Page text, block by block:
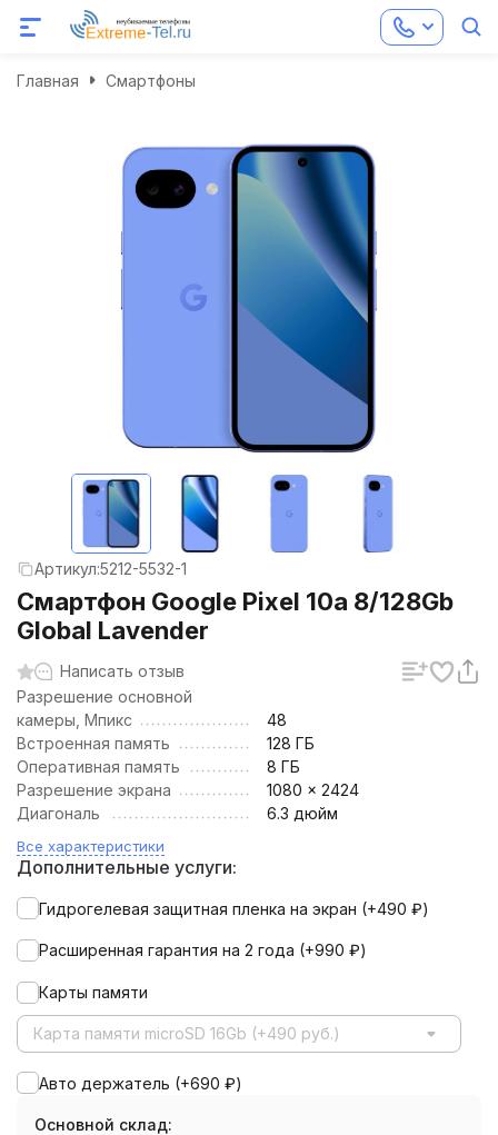
Главная Смартфоны
Артикул:5212-5532-1
Смартфон Google Pixel 10a 8/128Gb
Global Lavender
Написать отзыв
Разрешение основной
камеры, Мпикс
48
Встроенная память
128 ГБ
Оперативная память
8 ГБ
Разрешение экрана
1080 x 2424
Диагональ
6.3 дюйм
Все характеристики
Дополнительные услуги:
Гидрогелевая защитная пленка на экран (+490 ₽)
Расширенная гарантия на 2 года (+990 ₽)
Карты памяти
Карта памяти microSD 16Gb (+490 руб.)
Авто держатель (+690 ₽)
Основной склад: